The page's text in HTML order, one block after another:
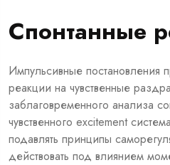
Спонтанные
Импульсивные постановления
реакции на чувственные
заблаговременного анализа
чувственного excitement
подавлять принципы
действовать под влиянием